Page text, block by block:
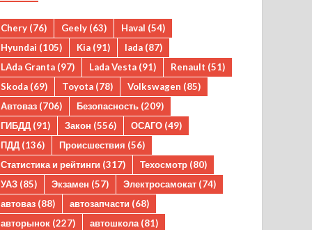
Chery (76) Geely (63) Haval (54)
Hyundai (105) Kia (91) lada (87)
LAda Granta (97) Lada Vesta (91) Renault (51)
Skoda (69) Toyota (78) Volkswagen (85)
Автоваз (706) Безопасность (209)
ГИБДД (91) Закон (556) ОСАГО (49)
ПДД (136) Происшествия (56)
Статистика и рейтинги (317) Техосмотр (80)
УАЗ (85) Экзамен (57) Электросамокат (74)
автоваз (88) автозапчасти (68)
авторынок (227) автошкола (81)